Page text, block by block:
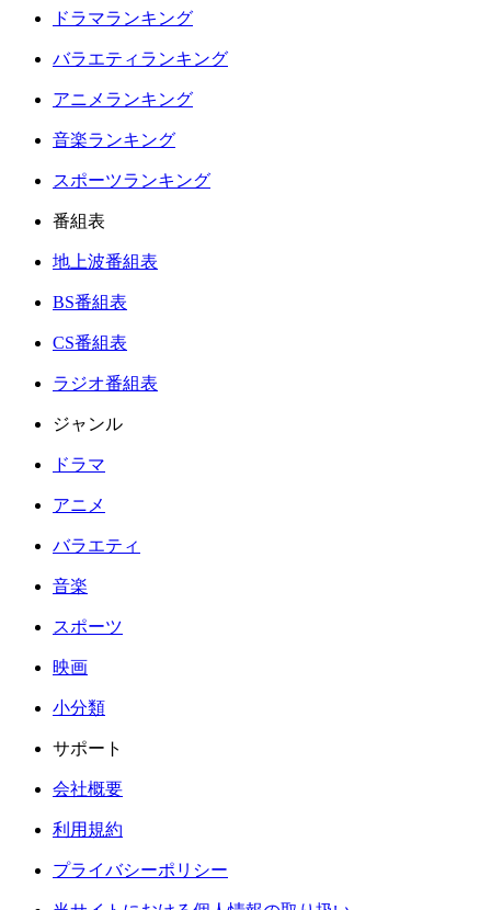
ドラマランキング
バラエティランキング
アニメランキング
音楽ランキング
スポーツランキング
番組表
地上波番組表
BS番組表
CS番組表
ラジオ番組表
ジャンル
ドラマ
アニメ
バラエティ
音楽
スポーツ
映画
小分類
サポート
会社概要
利用規約
プライバシーポリシー